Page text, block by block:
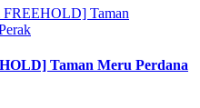
Taman Meru Perdana